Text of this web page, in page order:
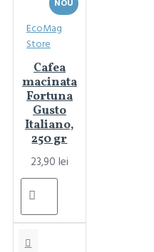
NOU
EcoMag
Store
Cafea
macinata
Fortuna
Gusto
Italiano,
250 gr
23,90 lei